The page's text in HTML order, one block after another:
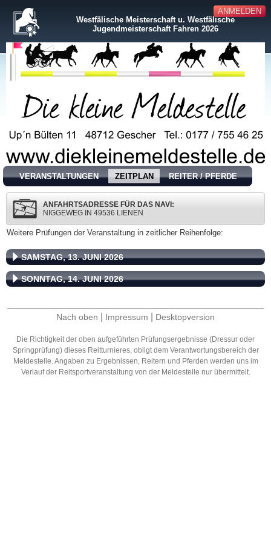
ANMELDEN
Westfälische Meisterschaft u. Westfälische
Jugendmeisterschaft Fahren 2026
VERANSTALTUNGEN ZEITPLAN REITER / PFERDE
ANFAHRTSADRESSE FÜR DAS NAVI:
NIGGEWEG IN 49536 LIENEN
Weitere Prüfungen der Veranstaltung in zeitlicher Reihenfolge:
SAMSTAG, 13. JUNI 2026
SONNTAG, 14. JUNI 2026
Nach oben Impressum Desktopversion
Die Richtigkeit der oben aufgeführten Prüfungsergebnisse (Dressur oder
Springprüfung) dieses Reitturnieres, obligt dem Verantwortungsbereich der
Meldestelle. Angaben zu Ergebnissen, Reitern und Pferden werden uns im
Verlauf der Reitsportveranstaltung von der Meldestelle nur übermittelt.